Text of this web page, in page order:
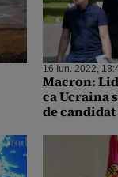
16 Iun. 2022,
Macron:
ca Ucraina
de candidat
europeană”